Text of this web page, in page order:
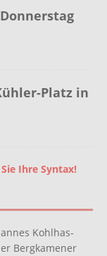
Platz in
Ihre Syntax!
Kohlhas-
Bergkamener